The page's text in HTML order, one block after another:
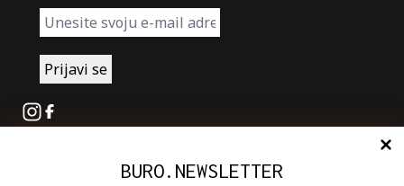
Instagram
Facebook
BURO.NEWSLETTER